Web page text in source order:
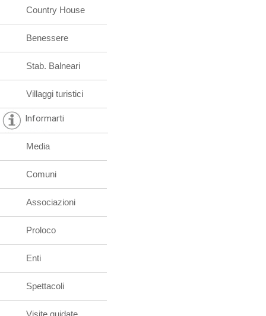
Country House
Benessere
Stab. Balneari
Villaggi turistici
Informarti
Media
Comuni
Associazioni
Proloco
Enti
Spettacoli
Visite guidate